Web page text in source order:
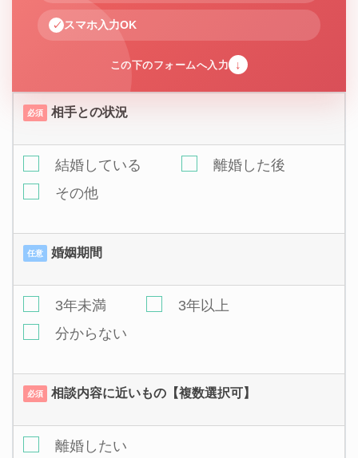
スマホ入力OK
この下のフォームへ入力 ↓
必須 相手との状況
結婚している
離婚した後
その他
任意 婚姻期間
3年未満
3年以上
分からない
必須 相談内容に近いもの【複数選択可】
離婚したい